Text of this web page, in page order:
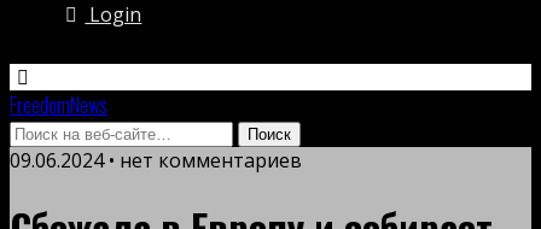
Login
FreedomNews
09.06.2024 • нет комментариев